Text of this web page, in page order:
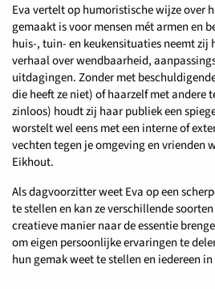
Eva vertelt op humoristische wijze over
gemaakt is voor mensen mét armen en
huis-, tuin- en keukensituaties neemt zij
verhaal over wendbaarheid,
uitdagingen. Zonder met
die heeft ze niet) of haarzelf met andere
zinloos) houdt zij haar publiek een
worstelt wel eens met een interne of
vechten tegen je omgeving en vrienden
Eikhout.
Als dagvoorzitter weet Eva op een
te stellen en kan ze verschillende
creatieve manier naar de essentie
om eigen persoonlijke ervaringen te
hun gemak weet te stellen en iedereen